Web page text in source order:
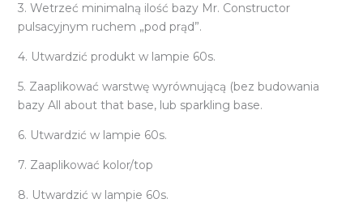
3. Wetrzeć minimalną ilość bazy Mr. Constructor
pulsacyjnym ruchem „pod prąd”.
4. Utwardzić produkt w lampie 60s.
5. Zaaplikować warstwę wyrównującą (bez budowania
bazy All about that base, lub sparkling base.
6. Utwardzić w lampie 60s.
7. Zaaplikować kolor/top
8. Utwardzić w lampie 60s.